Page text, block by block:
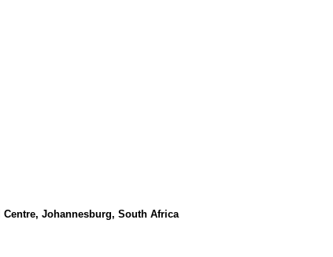
Johannesburg, South Africa